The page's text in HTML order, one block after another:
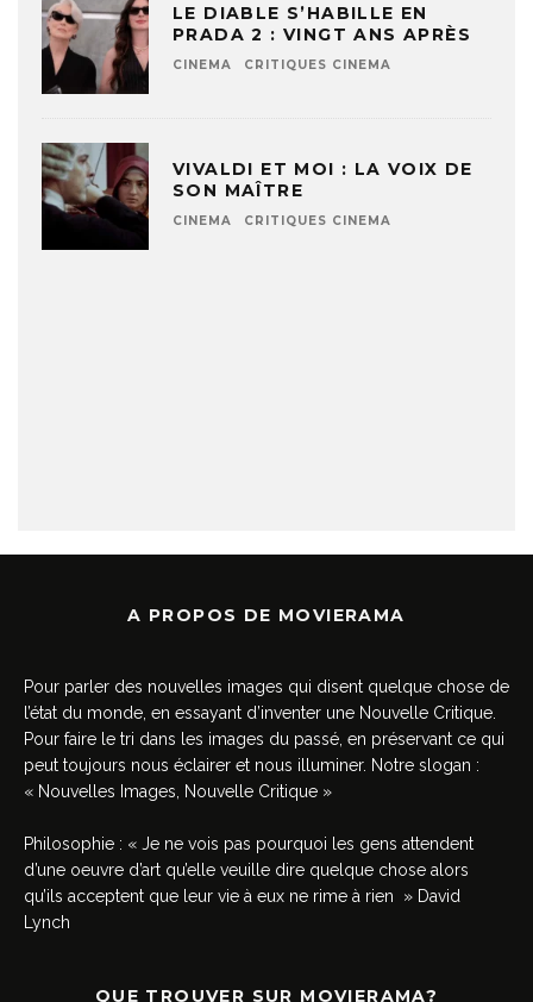
LE DIABLE S’HABILLE EN
PRADA 2 : VINGT ANS APRÈS
CINEMA CRITIQUES CINEMA
VIVALDI ET MOI : LA VOIX DE
SON MAÎTRE
CINEMA CRITIQUES CINEMA
A PROPOS DE MOVIERAMA
Pour parler des nouvelles images qui disent quelque chose de
l’état du monde, en essayant d’inventer une Nouvelle Critique.
Pour faire le tri dans les images du passé, en préservant ce qui
peut toujours nous éclairer et nous illuminer. Notre slogan :
« Nouvelles Images, Nouvelle Critique »
Philosophie : « Je ne vois pas pourquoi les gens attendent
d’une oeuvre d’art qu’elle veuille dire quelque chose alors
qu’ils acceptent que leur vie à eux ne rime à rien » David
Lynch
QUE TROUVER SUR MOVIERAMA?